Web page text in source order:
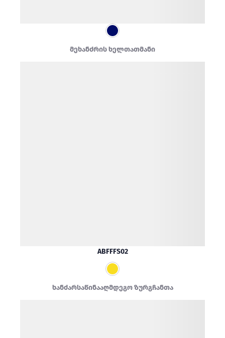
მეხანძრის ხელთათმანი
ABFFFS02
ხანძარსაწინააღმდეგო ზურგჩანთა